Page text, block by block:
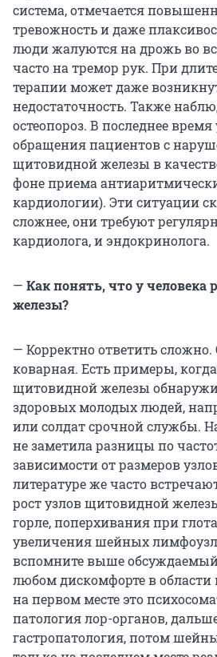
система, отмечается
тревожность и даже
люди жалуются на дрожь во
часто на тремор рук. При
терапии может даже
недостаточность. Также
остеопороз. В последнее
обращения пациентов с
щитовидной железы в
фоне приема
кардиологии). Эти ситуации
сложнее, они требуют
кардиолога, и эндокринолога.
— Как понять, что у
железы?
— Корректно ответить
коварная. Есть примеры,
щитовидной железы
здоровых молодых людей,
или солдат срочной службы.
не заметила разницы по
зависимости от размеров
литературе же часто
рост узлов щитовидной
горле, поперхивания при
увеличения шейных
вспомните выше
любом дискомфорте в области
на первом месте это
патология лор-органов,
гастропатология, потом